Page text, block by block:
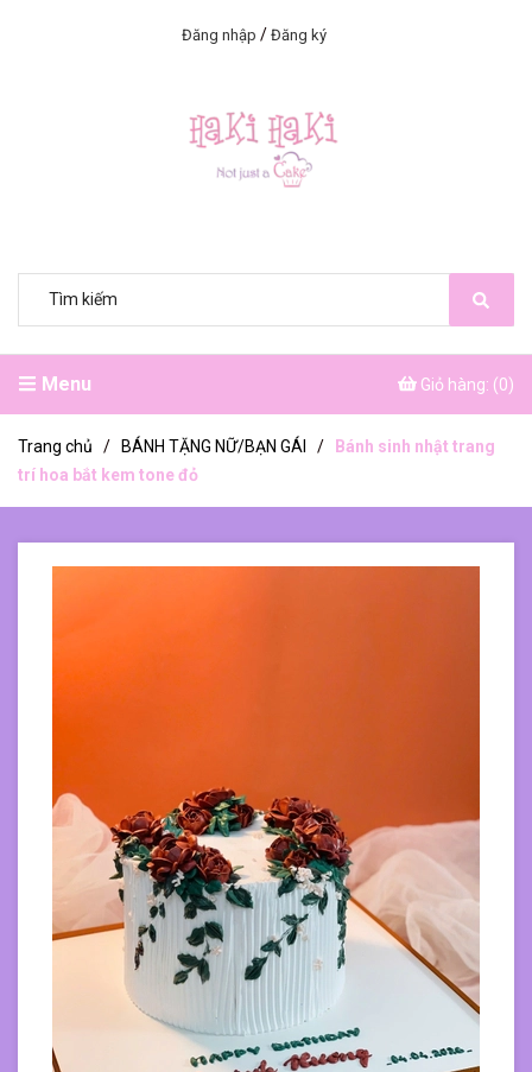
Đăng nhập / Đăng ký
Menu Giỏ hàng: (0)
Trang chủ / BÁNH TẶNG NỮ/BẠN GÁI /
Bánh sinh nhật trang
trí hoa bắt kem tone đỏ